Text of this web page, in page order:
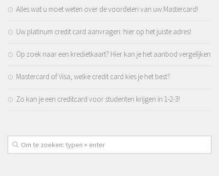
Alles wat u moet weten over de voordelen van uw Mastercard!
Uw platinum credit card aanvragen: hier op het juiste adres!
Op zoek naar een kredietkaart? Hier kan je het aanbod vergelijken
Mastercard of Visa, welke credit card kies je het best?
Zo kan je een creditcard voor studenten krijgen in 1-2-3!